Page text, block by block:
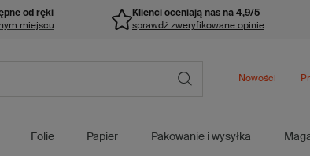
od ręki
miejscu
Klienci oceniają nas na 4,9/5
sprawdź zweryfikowane opinie
Folie Papier Pakowanie i wysyłka
Nowości